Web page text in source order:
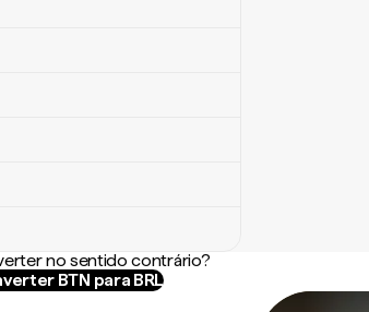
no sentido contrário?
BTN para BRL